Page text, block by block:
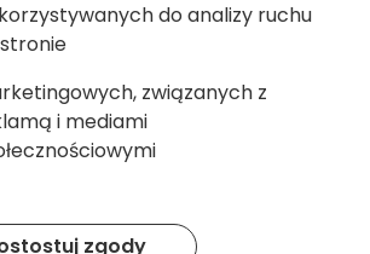
do analizy ruchu
związanych z
i mediami
zgody